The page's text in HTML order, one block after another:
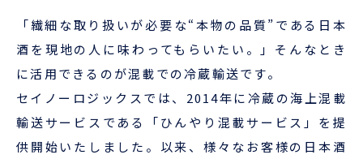
「繊細な取り扱いが必要な“本物の品質”である日本
酒を現地の人に味わってもらいたい。」そんなとき
に活用できるのが混載での冷蔵輸送です。
セイノーロジックスでは、2014年に冷蔵の海上混載
輸送サービスである「ひんやり混載サービス」を提
供開始いたしました。以来、様々なお客様の日本酒